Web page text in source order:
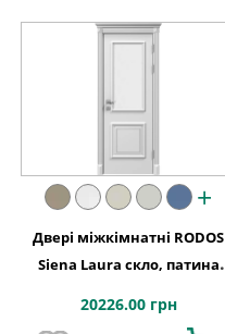
+
Двері міжкімнатні RODOS
Siena Laura скло, патина
20226.00 грн